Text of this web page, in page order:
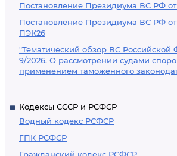
Постановление Президиума ВС РФ от
Постановление Президиума ВС РФ от
ПЭК26
"Тематический обзор ВС Российской
9/2026. О рассмотрении судами
применением таможенного
Кодексы СССР и РСФСР
Водный кодекс РСФСР
ГПК РСФСР